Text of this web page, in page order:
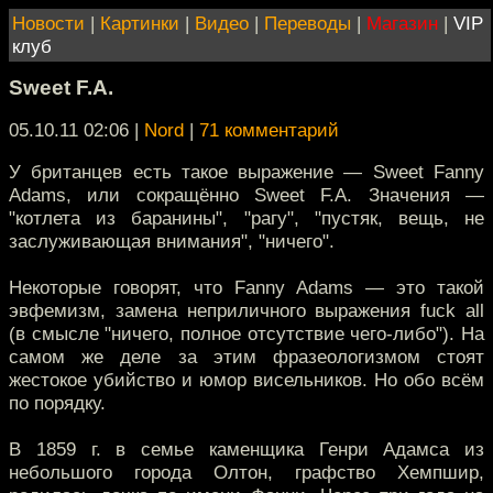
Новости | Картинки | Видео | Переводы | Магазин | VIP
клуб
Sweet F.A.
05.10.11 02:06 | Nord | 71 комментарий
У британцев есть такое выражение — Sweet Fanny
Adams, или сокращённо Sweet F.A. Значения —
"котлета из баранины", "рагу", "пустяк, вещь, не
заслуживающая внимания", "ничего".
Некоторые говорят, что Fanny Adams — это такой
эвфемизм, замена неприличного выражения fuck all
(в смысле "ничего, полное отсутствие чего-либо"). На
самом же деле за этим фразеологизмом стоят
жестокое убийство и юмор висельников. Но обо всём
по порядку.
В 1859 г. в семье каменщика Генри Адамса из
небольшого города Олтон, графство Хемпшир,